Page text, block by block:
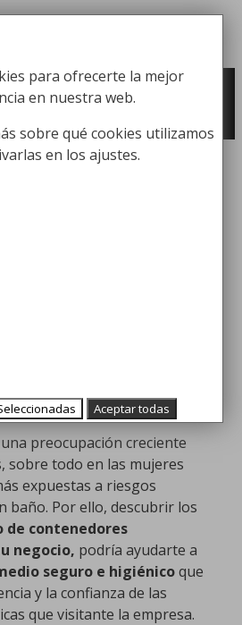
Fabricación y comercialización de
para la higiene industrial
Búsqueda de productos
preocupación creciente
sobre todo en las mujeres
expuestas a riesgos
baño. Por ello, descubrir los
de contenedores
negocio, podría ayudarte a
seguro e higiénicoque
y la confianza de las
que visitante la empresa.
para ofrecerte la mejor
en nuestra web.
sobre qué cookies utilizamos
en los ajustes.
Aceptar todas